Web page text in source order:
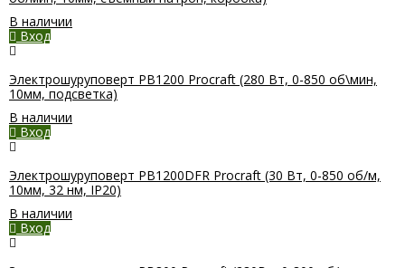
В наличии
Вход
Электрошуруповерт PB1200 Procraft (280 Вт, 0-850 об\мин,
10мм, подсветка)
В наличии
Вход
Электрошуруповерт PB1200DFR Procraft (30 Вт, 0-850 об/м,
10мм, 32 нм, IP20)
В наличии
Вход